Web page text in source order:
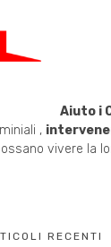
Aiuto i
,
vivere la
RECENTI